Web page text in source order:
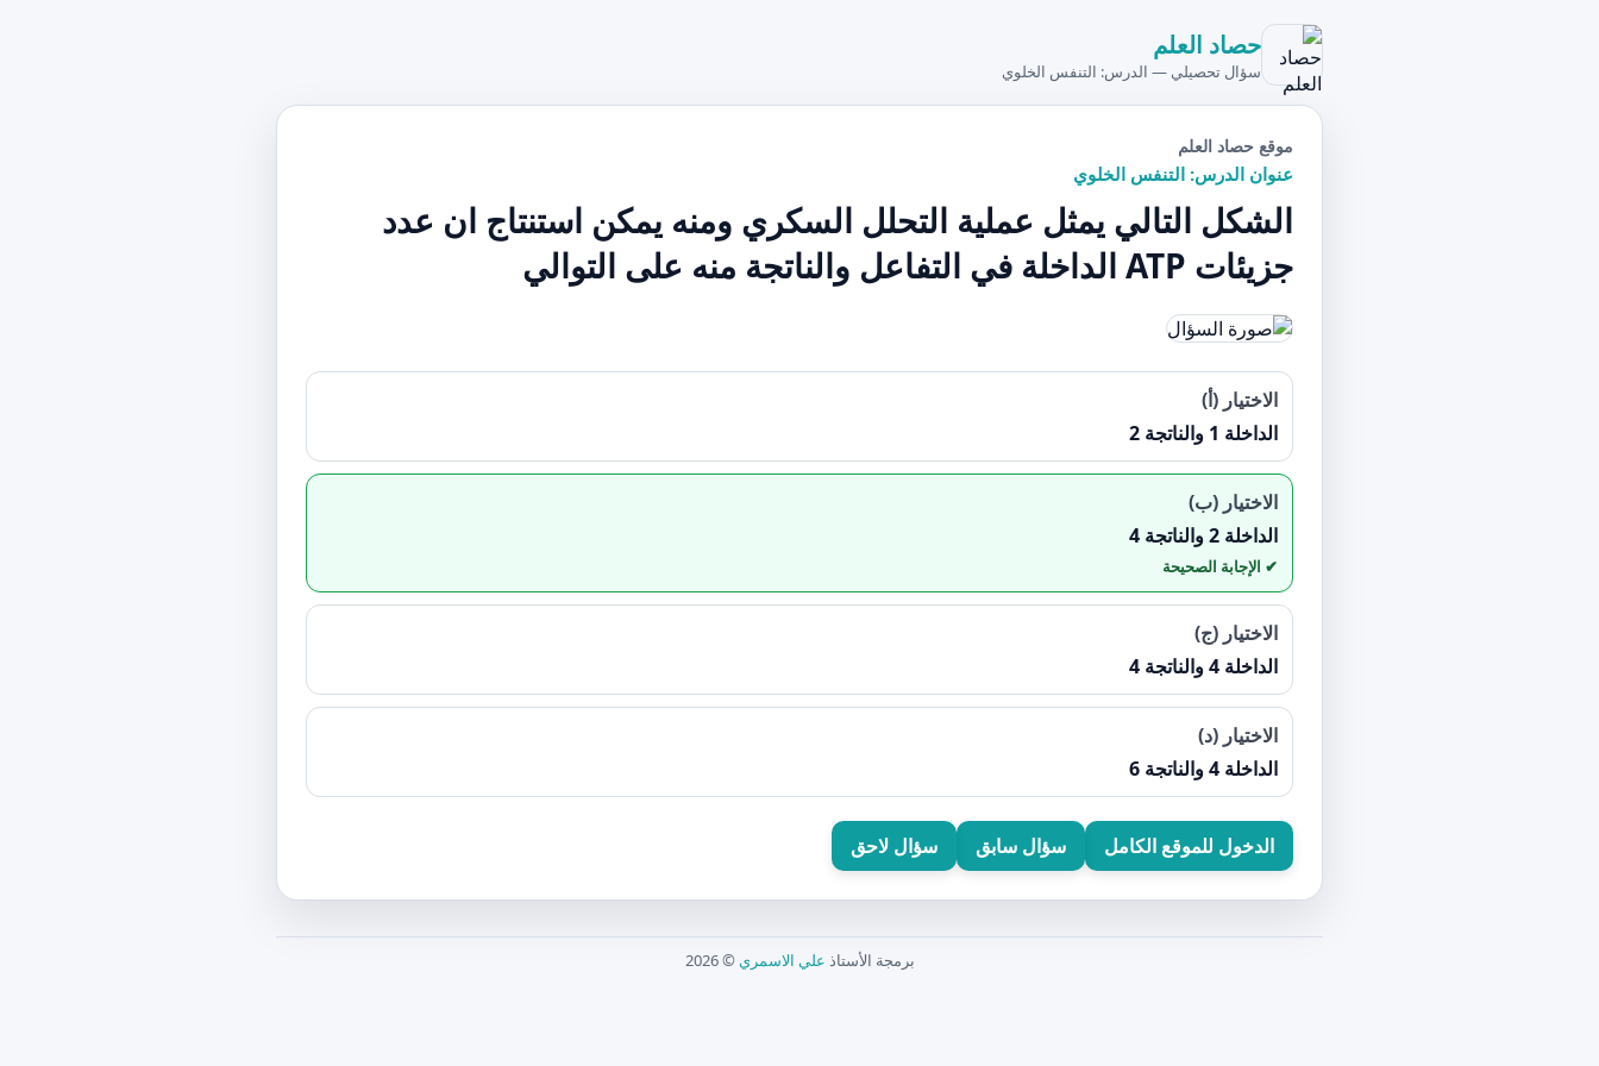
حصاد العلم
سؤال تحصيلي — الدرس: التنفس الخلوي
موقع حصاد العلم
عنوان الدرس: التنفس الخلوي
الشكل التالي يمثل عملية التحلل السكري ومنه يمكن استنتاج ان عدد
جزيئات ATP الداخلة في التفاعل والناتجة منه على التوالي
الاختيار (أ)
الداخلة 1 والناتجة 2
الاختيار (ب)
الداخلة 2 والناتجة 4
الاختيار (ج)
الداخلة 4 والناتجة 4
الاختيار (د)
الداخلة 4 والناتجة 6
الدخول للموقع الكامل سؤال سابق سؤال لاحق
برمجة الأستاذ علي الاسمري © 2026